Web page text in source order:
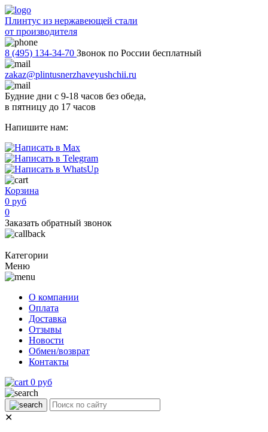
Плинтус из нержавеющей стали
от производителя
8 (495) 134-34-70 Звонок по России бесплатный
zakaz@plintusnerzhaveyushchii.ru
Будние дни с 9-18 часов без обеда,
в пятницу до 17 часов
Напишите нам:
Корзина
0 руб
0
Заказать обратный звонок
Категории
Меню
О компании
Оплата
Доставка
Отзывы
Новости
Обмен/возврат
Контакты
0 руб
✕